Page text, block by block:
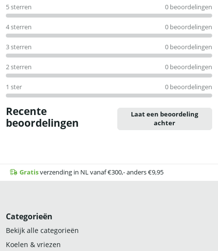
uit
5
5 sterren 0 beoordelingen
4 sterren 0 beoordelingen
3 sterren 0 beoordelingen
2 sterren 0 beoordelingen
1 ster 0 beoordelingen
Recente
beoordelingen
Laat een beoordeling
achter
Gratisverzending in NL vanaf €300,- anders €9,95
Categorieën
Bekijk alle categorieën
Koelen & vriezen